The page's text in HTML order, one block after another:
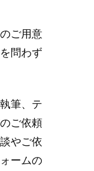
ご用意
問わず
筆、テ
ご依頼
やご依
ームの